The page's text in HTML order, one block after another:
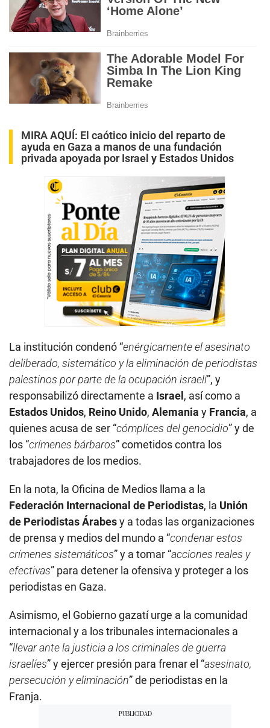
MIRA AQUÍ: El caótico inicio del reparto de
ayuda en Gaza a manos de una fundación
privada apoyada por Israel y Estados Unidos
La institución condenó “enérgicamente el asesinato
deliberado, sistemático y la eliminación de periodistas
palestinos por parte de la ocupación israelí”, y
responsabilizó directamente a Israel, así como a
Estados Unidos, Reino Unido, Alemania y Francia, a
quienes acusa de ser “cómplices del genocidio” y de
los “crímenes bárbaros” cometidos contra los
trabajadores de los medios.
En la nota, la Oficina de Medios llama a la
Federación Internacional de Periodistas, la Unión
de Periodistas Árabesy a todas las organizaciones
de prensa y medios del mundo a “condenar estos
crímenes sistemáticos” y a tomar “acciones reales y
efectivas” para detener la ofensiva y proteger a los
periodistas en Gaza.
Asimismo, el Gobierno gazatí urge a la comunidad
internacional y a los tribunales internacionales a
“llevar ante la justicia a los criminales de guerra
israelíes” y ejercer presión para frenar el “asesinato,
persecución y eliminación” de periodistas en la
Franja.